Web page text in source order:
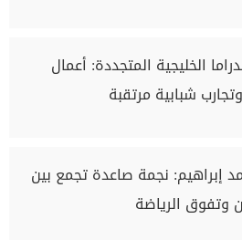
الخليجية المتجددة: أعمال
شبابية مرتقبة
إبراهيم: نجمة صاعدة تجمع بين
وتفوق الرياضة